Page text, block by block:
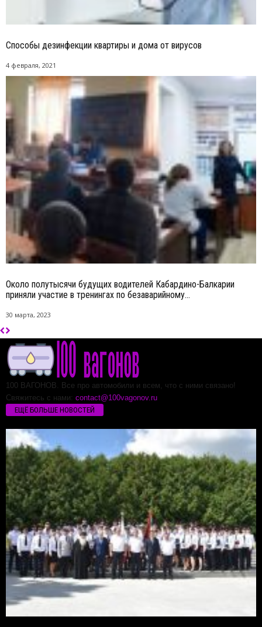
Способы дезинфекции квартиры и дома от вирусов
4 февраля, 2021
Около полутысячи будущих водителей Кабардино-Балкарии
приняли участие в тренингах по безаварийному...
30 марта, 2023
100 ВАГОНОВ. Все про автомобили и всем, что с ними связано!
Свяжитесь с нами: contact@100vagonov.ru
ЕЩЁ БОЛЬШЕ НОВОСТЕЙ